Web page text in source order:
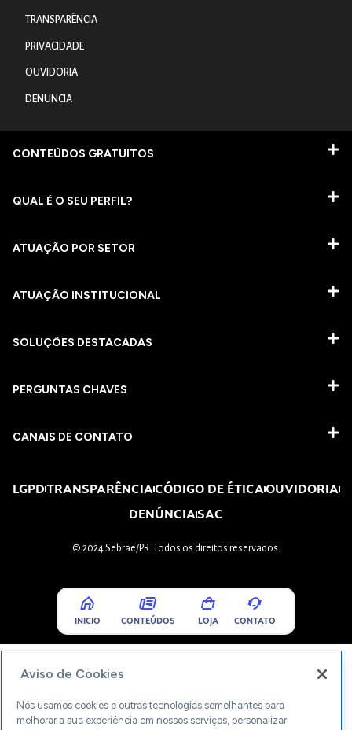
TRANSPARÊNCIA
PRIVACIDADE
OUVIDORIA
DENUNCIA
CONTEÚDOS GRATUITOS
QUAL É O SEU PERFIL?
ATUAÇÃO POR SETOR
ATUAÇÃO INSTITUCIONAL
SOLUÇÕES DESTACADAS
PERGUNTAS CHAVES​
CANAIS DE CONTATO
LGPDTRANSPARÊNCIACÓDIGO DE ÉTICAOUVIDORIA
DENÚNCIASAC
© 2024 Sebrae/PR. Todos os direitos reservados.
INICIO CONTEÚDOS LOJA CONTATO
Aviso de Cookies
Nós usamos cookies e outras tecnologias semelhantes para
melhorar a sua experiência em nossos serviços, personalizar